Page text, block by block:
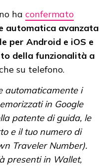
ha confermato
automatica avanzata
per Android e iOS e
della funzionalità a
su telefono.
automaticamente i
in Google
patente di guida, le
e il tuo numero di
Traveler Number).
presenti in Wallet,